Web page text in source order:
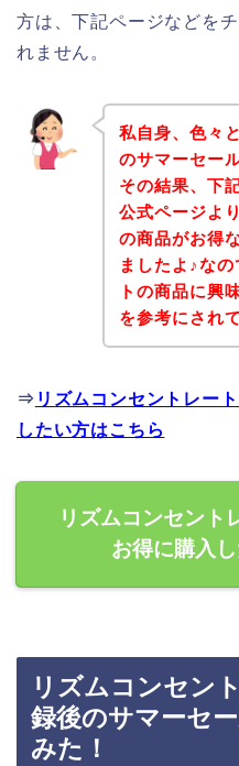
方は、下記ページなどを
れません。
私自身、色々
のサマーセー
その結果、下
公式ページよ
の商品がお得
ましたよ♪な
トの商品に興
を参考にされ
⇒ リズムコンセントレー
したい方はこちら
リズムコンセント
お得に購入
リズムコンセン
録後のサマーセ
みた！